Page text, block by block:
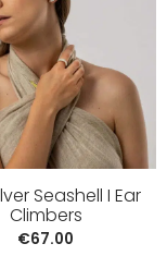
Seashell I Ear
Climbers
€67.00